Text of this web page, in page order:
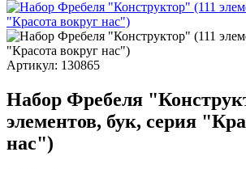
Артикул: 130865
Набор Фребеля
элементов, бук, серия
нас")